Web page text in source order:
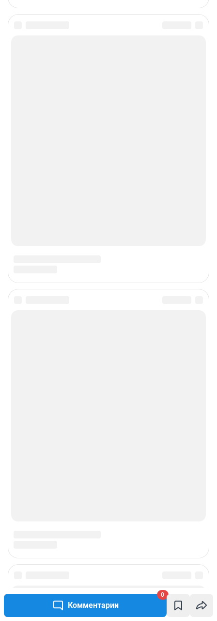
Комментарии
0